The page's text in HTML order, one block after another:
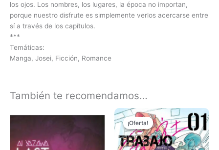
los ojos. Los nombres, los lugares, la época no importan,
porque nuestro disfrute es simplemente verlos acercarse entre
sí a través de los capítulos.
***
Temáticas:
Manga, Josei, Ficción, Romance
También te recomendamos…
¡Oferta!
¡Oferta!
El
precio
original
era:
₲ 110.000.
El
precio
actual
es:
₲ 100.000.
Este
tiene